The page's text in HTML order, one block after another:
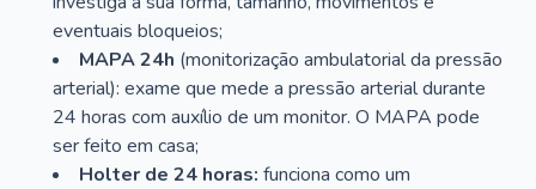
eventuais bloqueios;
MAPA 24h (monitorização ambulatorial da pressão
arterial): exame que mede a pressão arterial durante
24 horas com auxílio de um monitor. O MAPA pode
ser feito em casa;
Holter de 24 horas: funciona como um